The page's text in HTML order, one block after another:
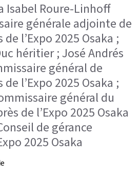
Isabel Roure-Linhoff
générale adjointe de
de l’Expo 2025 Osaka ;
héritier ; José Andrés
général de
de l’Expo 2025 Osaka ;
général du
de l’Expo 2025 Osaka
de gérance
2025 Osaka